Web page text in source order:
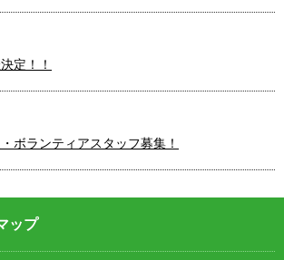
定！！
ボランティアスタッフ募集！
ップ